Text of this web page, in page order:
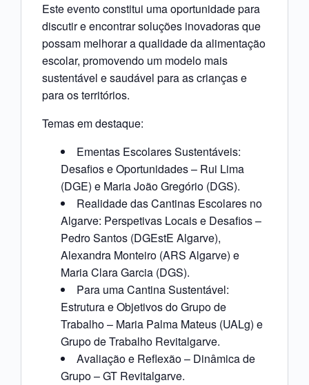
Este evento constitui uma oportunidade para
discutir e encontrar soluções inovadoras que
possam melhorar a qualidade da alimentação
escolar, promovendo um modelo mais
sustentável e saudável para as crianças e
para os territórios.
Temas em destaque:
Ementas Escolares Sustentáveis:
Desafios e Oportunidades – Rui Lima
(DGE) e Maria João Gregório (DGS).
Realidade das Cantinas Escolares no
Algarve: Perspetivas Locais e Desafios –
Pedro Santos (DGEstE Algarve),
Alexandra Monteiro (ARS Algarve) e
Maria Clara Garcia (DGS).
Para uma Cantina Sustentável:
Estrutura e Objetivos do Grupo de
Trabalho – Maria Palma Mateus (UALg) e
Grupo de Trabalho Revitalgarve.
Avaliação e Reflexão – Dinâmica de
Grupo – GT Revitalgarve.